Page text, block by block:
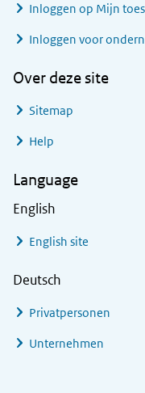
Inloggen op Mijn
Inloggen voor
Over deze site
Sitemap
Help
Language
English
English site
Deutsch
Privatpersonen
Unternehmen